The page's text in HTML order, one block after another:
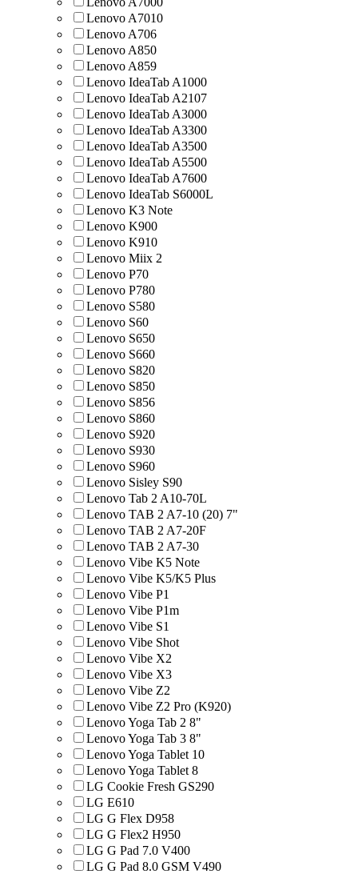
Lenovo A7010
Lenovo A706
Lenovo A850
Lenovo A859
Lenovo IdeaTab A1000
Lenovo IdeaTab A2107
Lenovo IdeaTab A3000
Lenovo IdeaTab A3300
Lenovo IdeaTab A3500
Lenovo IdeaTab A5500
Lenovo IdeaTab A7600
Lenovo IdeaTab S6000L
Lenovo K3 Note
Lenovo K900
Lenovo K910
Lenovo Miix 2
Lenovo P70
Lenovo P780
Lenovo S580
Lenovo S60
Lenovo S650
Lenovo S660
Lenovo S820
Lenovo S850
Lenovo S856
Lenovo S860
Lenovo S920
Lenovo S930
Lenovo S960
Lenovo Sisley S90
Lenovo Tab 2 A10-70L
Lenovo TAB 2 A7-10 (20) 7"
Lenovo TAB 2 A7-20F
Lenovo TAB 2 A7-30
Lenovo Vibe K5 Note
Lenovo Vibe K5/K5 Plus
Lenovo Vibe P1
Lenovo Vibe P1m
Lenovo Vibe S1
Lenovo Vibe Shot
Lenovo Vibe X2
Lenovo Vibe X3
Lenovo Vibe Z2
Lenovo Vibe Z2 Pro (K920)
Lenovo Yoga Tab 2 8"
Lenovo Yoga Tab 3 8"
Lenovo Yoga Tablet 10
Lenovo Yoga Tablet 8
LG Cookie Fresh GS290
LG E610
LG G Flex D958
LG G Flex2 H950
LG G Pad 7.0 V400
LG G Pad 8.0 GSM V490